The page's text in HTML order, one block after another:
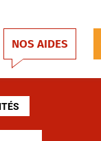
NOS AIDES